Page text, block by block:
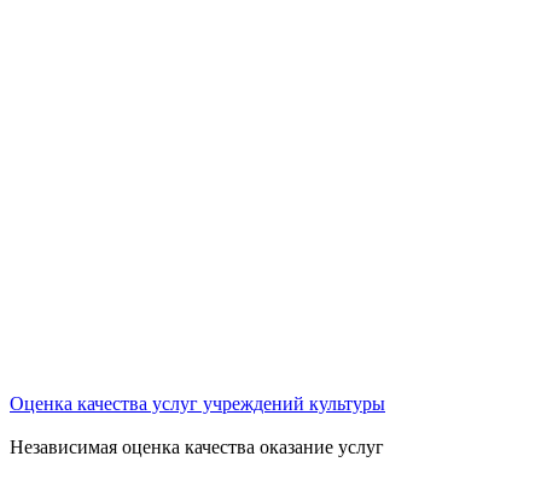
Оценка качества услуг учреждений культуры
Независимая оценка качества оказание услуг